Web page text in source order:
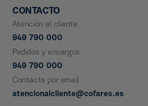
CONTACTO
Atención al cliente
949 790 000
Pedidos y encargos
949 790 000
Contacta por email
atencionalcliente@cofares.es